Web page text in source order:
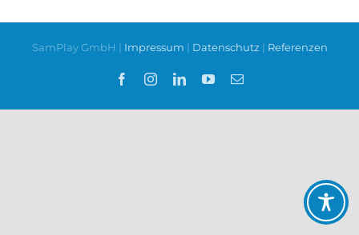
SamPlay GmbH | Impressum | Datenschutz | Referenzen
FacebookInstagramLinkedInYouTube
E-